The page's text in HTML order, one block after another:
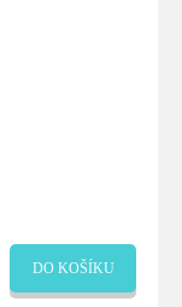
DO KOŠÍKU